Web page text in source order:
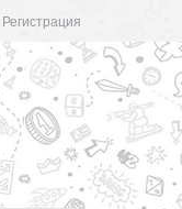
Регистрация